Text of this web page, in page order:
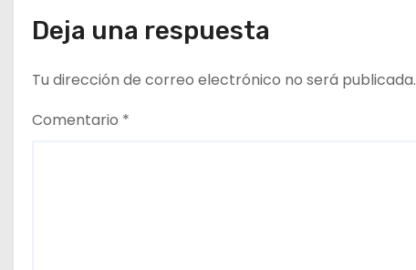
Deja una respuesta
Tu dirección de correo electrónico no será publicada.
Comentario *